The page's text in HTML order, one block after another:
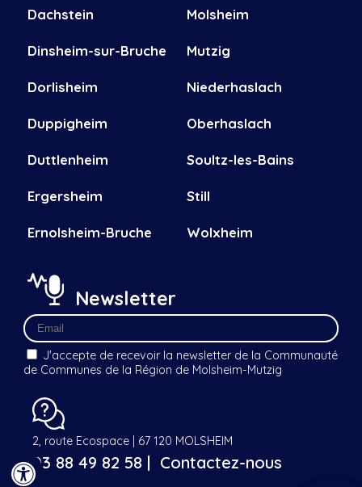
Dachstein
Dinsheim-sur-Bruche
Dorlisheim
Duppigheim
Duttlenheim
Ergersheim
Ernolsheim-Bruche
Molsheim
Mutzig
Niederhaslach
Oberhaslach
Soultz-les-Bains
Still
Wolxheim
Newsletter
J'accepte de recevoir la newsletter de la Communauté
de Communes de la Région de Molsheim-Mutzig
2, route Ecospace | 67 120 MOLSHEIM
03 88 49 82 58 | Contactez-nous